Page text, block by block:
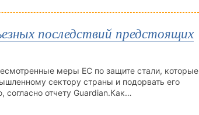
последствий предстоящих
меры ЕС по защите стали, которые
сектору страны и подорвать его
согласно отчету Guardian.Как…